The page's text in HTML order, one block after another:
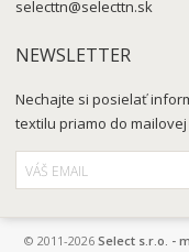
selecttn@selecttn.sk
NEWSLETTER
Nechajte si posielať
textilu priamo do
© 2011-2026 Select s.r.o. -